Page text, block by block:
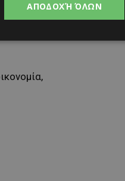
ΑΠΟΔΟΧΉ ΌΛΩΝ